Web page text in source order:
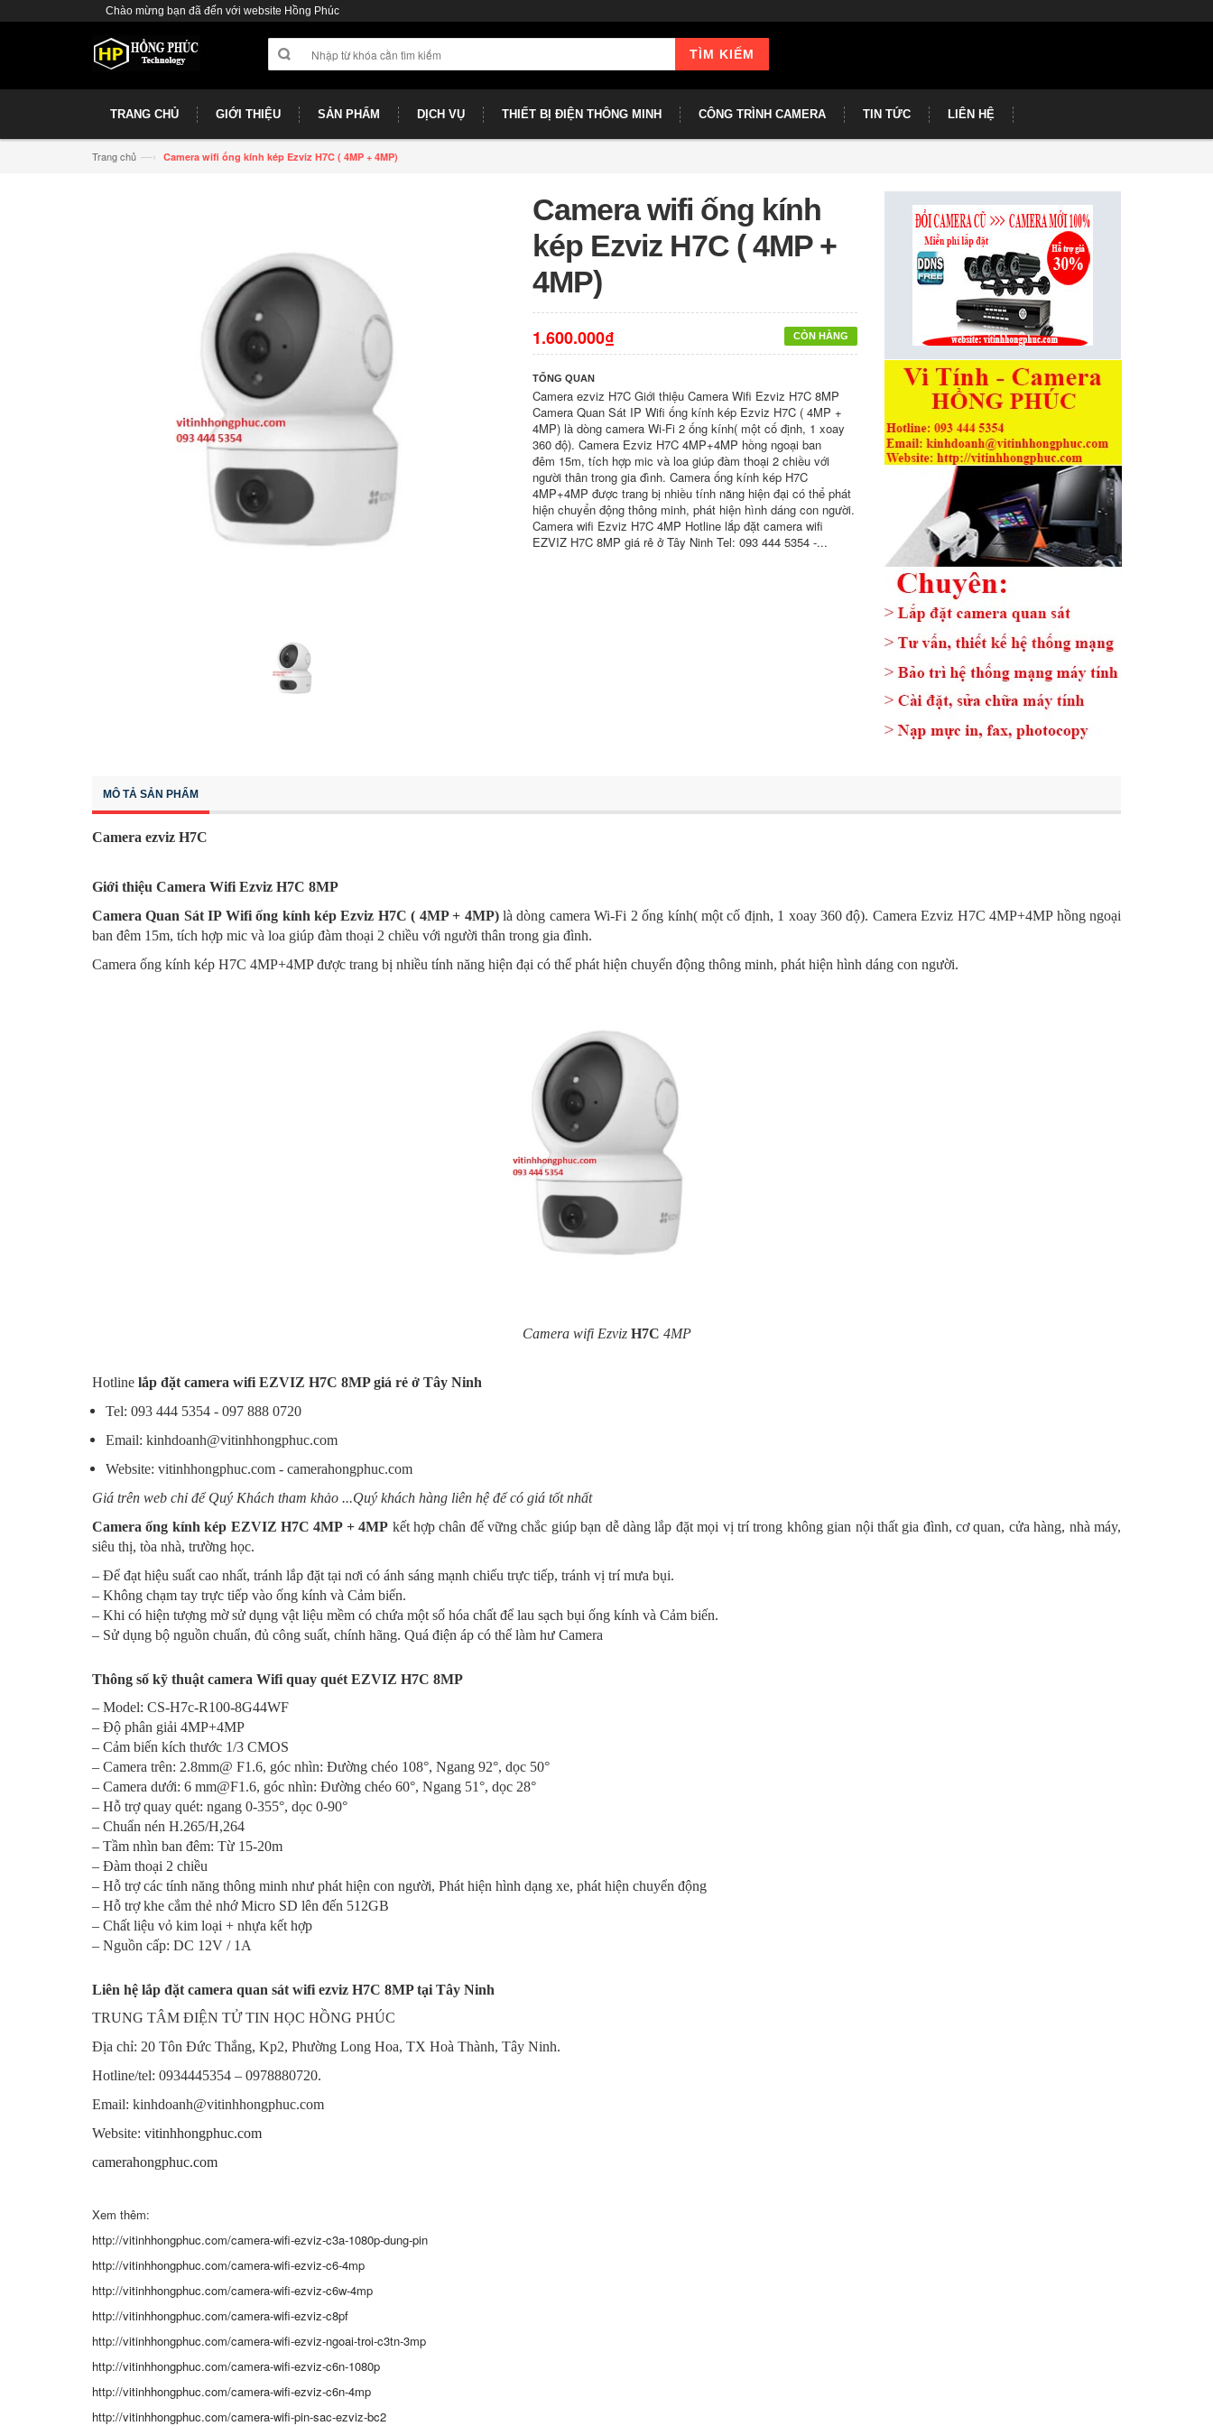
Chào mừng bạn đã đến với website Hồng Phúc
TÌM KIẾM
TRANG CHỦ GIỚI THIỆU SẢN PHẨM DỊCH VỤ THIẾT BỊ ĐIỆN THÔNG MINH CÔNG TRÌNH CAMERA TIN TỨC LIÊN HỆ
Trang chủ —› Camera wifi ống kính kép Ezviz H7C ( 4MP + 4MP)
Camera wifi ống kính
kép Ezviz H7C ( 4MP +
4MP)
CÒN HÀNG
1.600.000₫
TỔNG QUAN
Camera ezviz H7C Giới thiệu Camera Wifi Ezviz H7C 8MP
Camera Quan Sát IP Wifi ống kính kép Ezviz H7C ( 4MP +
4MP) là dòng camera Wi-Fi 2 ống kính( một cố định, 1 xoay
360 độ). Camera Ezviz H7C 4MP+4MP hồng ngoại ban
đêm 15m, tích hợp mic và loa giúp đàm thoại 2 chiều với
người thân trong gia đình. Camera ống kính kép H7C
4MP+4MP được trang bị nhiều tính năng hiện đại có thể phát
hiện chuyển động thông minh, phát hiện hình dáng con người.
Camera wifi Ezviz H7C 4MP Hotline lắp đặt camera wifi
EZVIZ H7C 8MP giá rẻ ở Tây Ninh Tel: 093 444 5354 -...
MÔ TẢ SẢN PHẨM
Camera ezviz H7C
Giới thiệu Camera Wifi Ezviz H7C 8MP
Camera Quan Sát IP Wifi ống kính kép Ezviz H7C ( 4MP + 4MP)là dòng camera Wi-Fi 2 ống kính( một cố định, 1 xoay 360 độ). Camera Ezviz H7C 4MP+4MP hồng ngoại
ban đêm 15m, tích hợp mic và loa giúp đàm thoại 2 chiều với người thân trong gia đình.
Camera ống kính kép H7C 4MP+4MP được trang bị nhiều tính năng hiện đại có thể phát hiện chuyển động thông minh, phát hiện hình dáng con người.
Camera wifi Ezviz H7C 4MP
Hotline lắp đặt camera wifi EZVIZ H7C 8MP giá rẻ ở Tây Ninh
Tel: 093 444 5354 - 097 888 0720
Email: kinhdoanh@vitinhhongphuc.com
Website: vitinhhongphuc.com - camerahongphuc.com
Giá trên web chỉ để Quý Khách tham khảo ...Quý khách hàng liên hệ để có giá tốt nhất
Camera ống kính kép EZVIZ H7C 4MP + 4MP kết hợp chân đế vững chắc giúp bạn dễ dàng lắp đặt mọi vị trí trong không gian nội thất gia đình, cơ quan, cửa hàng, nhà máy,
siêu thị, tòa nhà, trường học.
– Để đạt hiệu suất cao nhất, tránh lắp đặt tại nơi có ánh sáng mạnh chiếu trực tiếp, tránh vị trí mưa bụi.
– Không chạm tay trực tiếp vào ống kính và Cảm biến.
– Khi có hiện tượng mờ sử dụng vật liệu mềm có chứa một số hóa chất để lau sạch bụi ống kính và Cảm biến.
– Sử dụng bộ nguồn chuẩn, đủ công suất, chính hãng. Quá điện áp có thể làm hư Camera
Thông số kỹ thuật camera Wifi quay quét EZVIZ H7C 8MP
– Model: CS-H7c-R100-8G44WF
– Độ phân giải 4MP+4MP
– Cảm biến kích thước 1/3 CMOS
– Camera trên: 2.8mm@ F1.6, góc nhìn: Đường chéo 108°, Ngang 92°, dọc 50°
– Camera dưới: 6 mm@F1.6, góc nhìn: Đường chéo 60°, Ngang 51°, dọc 28°
– Hỗ trợ quay quét: ngang 0-355°, dọc 0-90°
– Chuẩn nén H.265/H,264
– Tầm nhìn ban đêm: Từ 15-20m
– Đàm thoại 2 chiều
– Hỗ trợ các tính năng thông minh như phát hiện con người, Phát hiện hình dạng xe, phát hiện chuyển động
– Hỗ trợ khe cắm thẻ nhớ Micro SD lên đến 512GB
– Chất liệu vỏ kim loại + nhựa kết hợp
– Nguồn cấp: DC 12V / 1A
Liên hệ lắp đặt camera quan sát wifi ezviz H7C 8MP tại Tây Ninh
TRUNG TÂM ĐIỆN TỬ TIN HỌC HỒNG PHÚC
Địa chỉ: 20 Tôn Đức Thắng, Kp2, Phường Long Hoa, TX Hoà Thành, Tây Ninh.
Hotline/tel: 0934445354 – 0978880720.
Email: kinhdoanh@vitinhhongphuc.com
Website: vitinhhongphuc.com
camerahongphuc.com
Xem thêm:
http://vitinhhongphuc.com/camera-wifi-ezviz-c3a-1080p-dung-pin
http://vitinhhongphuc.com/camera-wifi-ezviz-c6-4mp
http://vitinhhongphuc.com/camera-wifi-ezviz-c6w-4mp
http://vitinhhongphuc.com/camera-wifi-ezviz-c8pf
http://vitinhhongphuc.com/camera-wifi-ezviz-ngoai-troi-c3tn-3mp
http://vitinhhongphuc.com/camera-wifi-ezviz-c6n-1080p
http://vitinhhongphuc.com/camera-wifi-ezviz-c6n-4mp
http://vitinhhongphuc.com/camera-wifi-pin-sac-ezviz-bc2